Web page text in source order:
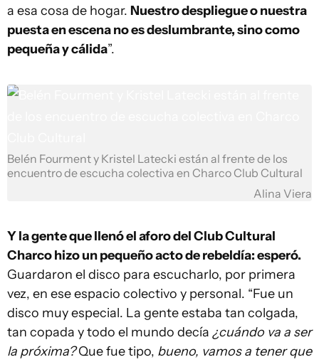
a esa cosa de hogar. Nuestro despliegue o nuestra
puesta en escena no es deslumbrante, sino como
pequeña y cálida”.
Belén Fourment y Kristel Latecki están al frente de los
encuentro de escucha colectiva en Charco Club Cultural
Alina Viera
Y la gente que llenó el aforo del Club Cultural
Charco hizo un pequeño acto de rebeldía: esperó.
Guardaron el disco para escucharlo, por primera
vez, en ese espacio colectivo y personal. “Fue un
disco muy especial. La gente estaba tan colgada,
tan copada y todo el mundo decía ¿cuándo va a ser
la próxima?Que fue tipo, bueno, vamos a tener que